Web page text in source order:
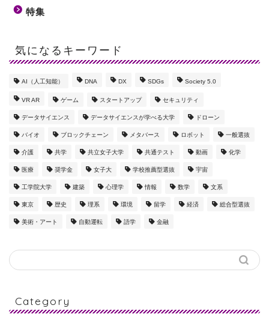
特集
気になるキーワード
AI（人工知能） DNA DX SDGs Society 5.0
VR AR ゲーム スタートアップ セキュリティ
データサイエンス データサイエンスが学べる大学 ドローン
バイオ ブロックチェーン メタバース ロボット 一般選抜
介護 共学 共立女子大学 共通テスト 動画 化学
医療 奨学金 女子大 学校推薦型選抜 宇宙
工学院大学 建築 心理学 情報 数学 文系
東京 歴史 理系 環境 留学 経済 総合型選抜
美術・アート 自動運転 語学 金融
Category